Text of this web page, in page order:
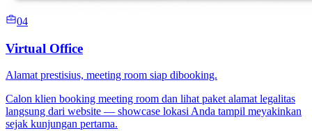
04
Virtual Office
Alamat prestisius, meeting room siap dibooking.
Calon klien booking meeting room dan lihat paket alamat legalitas
langsung dari website — showcase lokasi Anda tampil meyakinkan
sejak kunjungan pertama.